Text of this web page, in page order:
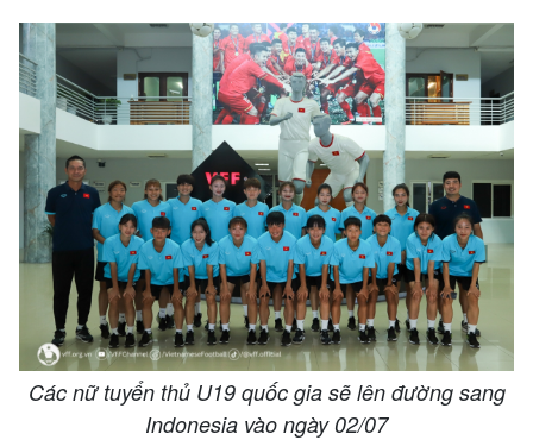
Các nữ tuyển thủ U19 quốc gia sẽ lên đường sang
Indonesia vào ngày 02/07